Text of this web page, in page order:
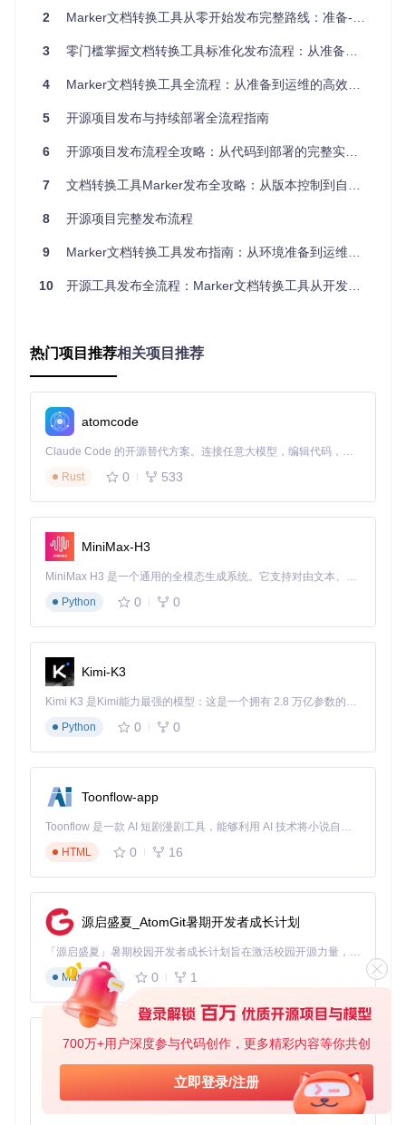
700万+用户深度参与代码创作，更多精彩内容等你共创
立即登录/注册
为确保不同环境下的兼容性，项目实施以下策略：
Python版本支持：明确支持Python 3.8-3.11版本，在
python = ">=3.8,<3.12"
依赖版本锁定：通过poetry.lock文件固定所有依赖包版
用，如在marker/settings.py
FEATURE_FLAGS = {
💡 实践小贴士：版本更新前应创建专门的release分支，所有
发布相关修改在该分支进行，避免影响主开发线。同时建议在
版本号变更时更新
📊 验证阶段：质量保障体系构建
自动化测试矩阵构建
单元测试
lder.py
转换器测试：tests/converters/test_table_conv
erter.py
处理器测试：
rocessor.py
_markdown_renderer.py
性能测试：位于benchmarks/目录，包含：
整体性能测试：benchmarks/overall/overall.py
第三方依赖验证
为确保依赖安全与稳定性，实施以下验证流程：
依赖安全扫描：使用safety工具检查依赖漏洞：
依赖兼容性测试：对核心依赖进行版本兼容性测试，结果
如下：
依赖包
PyPDF2
2.10.0 2.12.1
✅ 通过
Pillow
9.1.0 9.5.0 ✅ 通过
transformers ⚠️ 需适配
许可证合规性检查：使用licensecheck工具确保所有依
2 Marker文档转换工具从零开始发布完整路线：准备-验证-发布-运营全流程指南
3 零门槛掌握文档转换工具标准化发布流程：从准备到运维的全周期指南
4 Marker文档转换工具全流程：从准备到运维的高效发布指南
5 开源项目发布与持续部署全流程指南
6 开源项目发布流程全攻略：从代码到部署的完整实践指南
7 文档转换工具Marker发布全攻略：从版本控制到自动化部署的实践指南
8 开源项目完整发布流程
9 Marker文档转换工具发布指南：从环境准备到运维监控的全流程实践
10 开源工具发布全流程：Marker文档转换工具从开发到上线实践指南
热门项目推荐相关项目推荐
atomcode
Claude Code 的开源替代方案。连接任意大模型，编辑代码，运行命令，自动验证 — 全自动执行。用 Rust 构建，极致性能。 ｜ An open-source alternative to Claude Code. Connect any LLM, edit code, run commands, and verify changes — autonomously. Built in Rust for speed. Get Started
Rust
0 533
MiniMax-H3
MiniMax H3 是一个通用的全模态生成系统。它支持对由文本、图像、视频和音频组成的多模态上下文进行统一理解，并能生成分辨率高达 2K、时长可达 15 秒的带原生立体声音频的视频。得益于面向任务泛化的系统设计，H3 在预训练阶段就已具备广泛的多模态上下文理解与生成能力，能够出色地执行复杂的多模态指令。
Python
0 0
Kimi-K3
Kimi K3 是Kimi能力最强的模型：这是一个拥有 2.8 万亿参数的混合专家（MoE）模型，具备原生视觉理解能力，并支持 100 万 token 的上下文窗口。
Python
0 0
Toonflow-app
Toonflow 是一款 AI 短剧漫剧工具，能够利用 AI 技术将小说自动转化为剧本，并结合 AI 生成的图片和视频，实现高效的短剧创作。借助 Toonflow，可以轻松完成从文字到影像的全流程，让短剧制作变得更加智能与便捷。
HTML
0 16
源启盛夏_AtomGit暑期开发者成长计划
「源启盛夏」暑期校园开发者成长计划旨在激活校园开源力量，通过积分激励、认证扶持、资源倾斜等形式，引导高校组织和开发者完成「入驻 — 建项目 — 做贡献 — 获认证 — 得资源」的完整闭环。无论你是想带领社团入驻平台的组织者，还是希望用代码贡献证明自己的开发者，都能在这里找到属于你的成长路径。
Markdown
0 1
AionUi
免费、本地、开源的 24/7 全天候 Cowork 应用，以及适用于 Gemini CLI、Claude Code、Codex、OpenCode、Qwen Code、Goose CLI、Auggie 等的 OpenClaw | 🌟 喜欢就点star吧
TypeScript
0 6